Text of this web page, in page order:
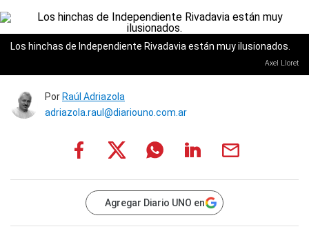
Los hinchas de Independiente Rivadavia están muy ilusionados.
Axel Lloret
Por Raúl Adriazola
adriazola.raul@diariouno.com.ar
Agregar Diario UNO en